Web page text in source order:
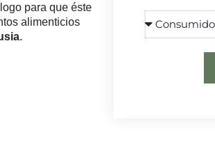
para que éste
alimenticios
.